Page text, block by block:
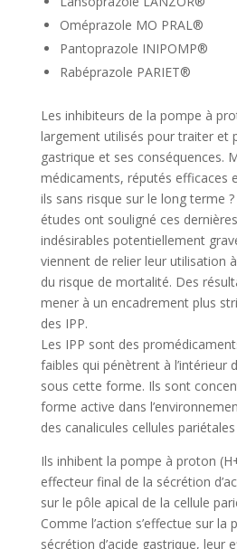
Oméprazole MO PRAL®
Pantoprazole INIPOMP®
Rabéprazole PARIET®
Les inhibiteurs de la pompe à
largement utilisés pour traiter et
gastrique et ses conséquences.
médicaments, réputés efficaces
ils sans risque sur le long terme
études ont souligné ces
indésirables potentiellement
viennent de relier leur utilisation
du risque de mortalité. Des
mener à un encadrement plus
des IPP.
Les IPP sont des
faibles qui pénètrent à l’intérieur
sous cette forme. Ils sont
forme active dans
des canalicules cellules
Ils inhibent la pompe à proton
effecteur final de la sécrétion
sur le pôle apical de la cellule
Comme l’action s’effectue sur la
sécrétion d’acide gastrique, leur